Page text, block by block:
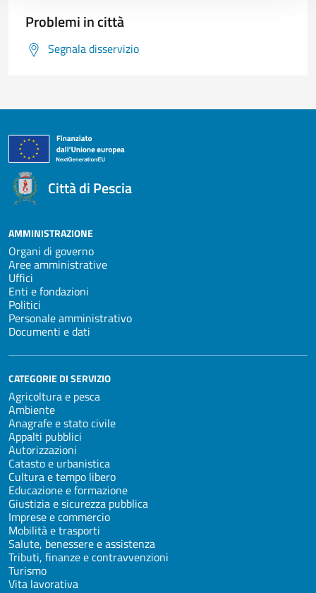
Problemi in città
Segnala disservizio
Città di Pescia
AMMINISTRAZIONE
Organi di governo
Aree amministrative
Uffici
Enti e fondazioni
Politici
Personale amministrativo
Documenti e dati
CATEGORIE DI SERVIZIO
Agricoltura e pesca
Ambiente
Anagrafe e stato civile
Appalti pubblici
Autorizzazioni
Catasto e urbanistica
Cultura e tempo libero
Educazione e formazione
Giustizia e sicurezza pubblica
Imprese e commercio
Mobilità e trasporti
Salute, benessere e assistenza
Tributi, finanze e contravvenzioni
Turismo
Vita lavorativa